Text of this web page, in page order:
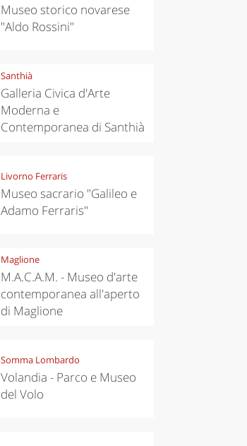
Museo storico novarese
"Aldo Rossini"
Santhià
Galleria Civica d'Arte
Moderna e
Contemporanea di Santhià
Livorno Ferraris
Museo sacrario "Galileo e
Adamo Ferraris"
Maglione
M.A.C.A.M. - Museo d'arte
contemporanea all'aperto
di Maglione
Somma Lombardo
Volandia - Parco e Museo
del Volo